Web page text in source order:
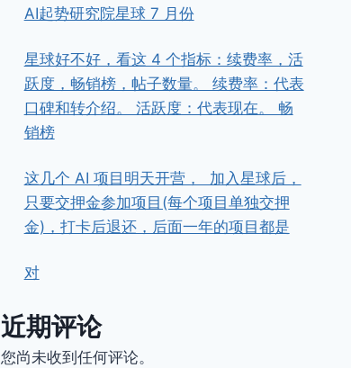
AI起势研究院星球 7 月份
星球好不好，看这 4 个指标：续费率，活
跃度，畅销榜，帖子数量。 续费率：代表
口碑和转介绍。 活跃度：代表现在。 畅
销榜
这几个 AI 项目明天开营， ​ ​加入星球后，
只要交押金参加项目(每个项目单独交押
金)，打卡后退还，后面一年的项目都是
对
近期评论
您尚未收到任何评论。